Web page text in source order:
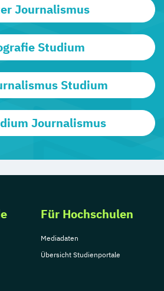
Journalismus
Studium
Studium
Journalismus
Für Hochschulen
Mediadaten
Übersicht Studienportale